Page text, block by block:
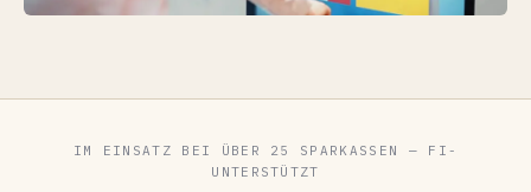
IM EINSATZ BEI ÜBER 25 SPARKASSEN — FI-
UNTERSTÜTZT